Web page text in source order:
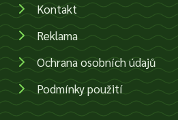
Kontakt
Reklama
Ochrana osobních údajů
Podmínky použití